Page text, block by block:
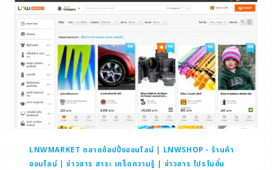
LNWMARKET ตลาดช้อปปิ้งออนไลน์ | LNWSHOP - ร้านค้า
ออนไลน์ |ข่าวสาร สาระ เกร็ดความรู้ | ข่าวสาร โปรโมชั่น